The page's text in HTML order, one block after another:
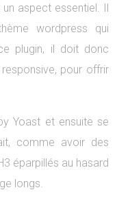
aspect essentiel. Il
wordpress qui
plugin, il doit donc
pour offrir
Yoast et ensuite se
comme avoir des
éparpillés au hasard
longs.